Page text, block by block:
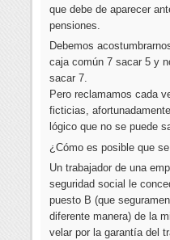
que debe de aparecer
pensiones.
Debemos
caja común 7 sacar 5 y
sacar 7.
Pero reclamamos cada
ficticias,
lógico que no se puede
¿Cómo es posible que
Un trabajador de una
seguridad social le
puesto B (que
diferente manera) de la
velar por la garantía del